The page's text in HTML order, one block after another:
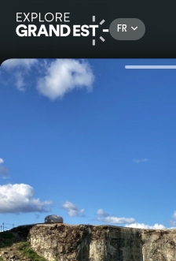
FR
Patrimoine & mémoire